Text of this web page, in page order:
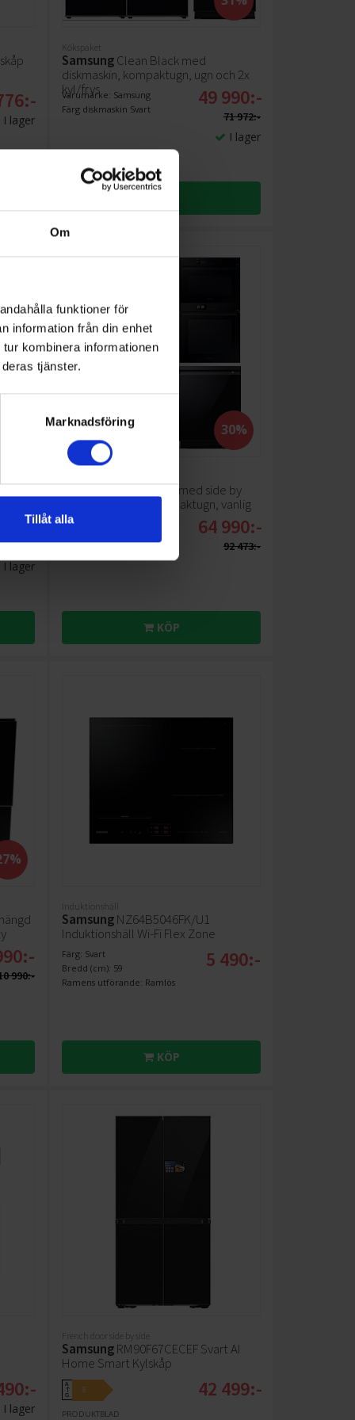
Om
funktioner för
information från din enhet
kombinera informationen
tjänster.
Marknadsföring
Tillåt alla
I lager
Kökspaket
SamsungClean Black med
diskmaskin, kompaktugn, ugn och 2x
kyl/frys
Varumärke: Samsung
Färg diskmaskin Svart
49 990:-
71 972:-
I lager
990:-
I lager
30%
SamsungBespoke AI med side by
side, diskmaskin, kompaktugn, vanlig
ugn
Varumärke: Samsung
64 990:-
92 473:-
KÖP
990:-
Induktionshäll
SamsungNZ64B5046FK/U1
Induktionshäll Wi-Fi Flex Zone
Färg: Svart
Bredd (cm): 59
Ramens utförande: Ramlös
5 490:-
KÖP
I lager
French door side by side
SamsungRM90F67CECEF Svart AI
Home Smart Kylskåp
A
↑
G
E
PRODUKTBLAD
42 499:-